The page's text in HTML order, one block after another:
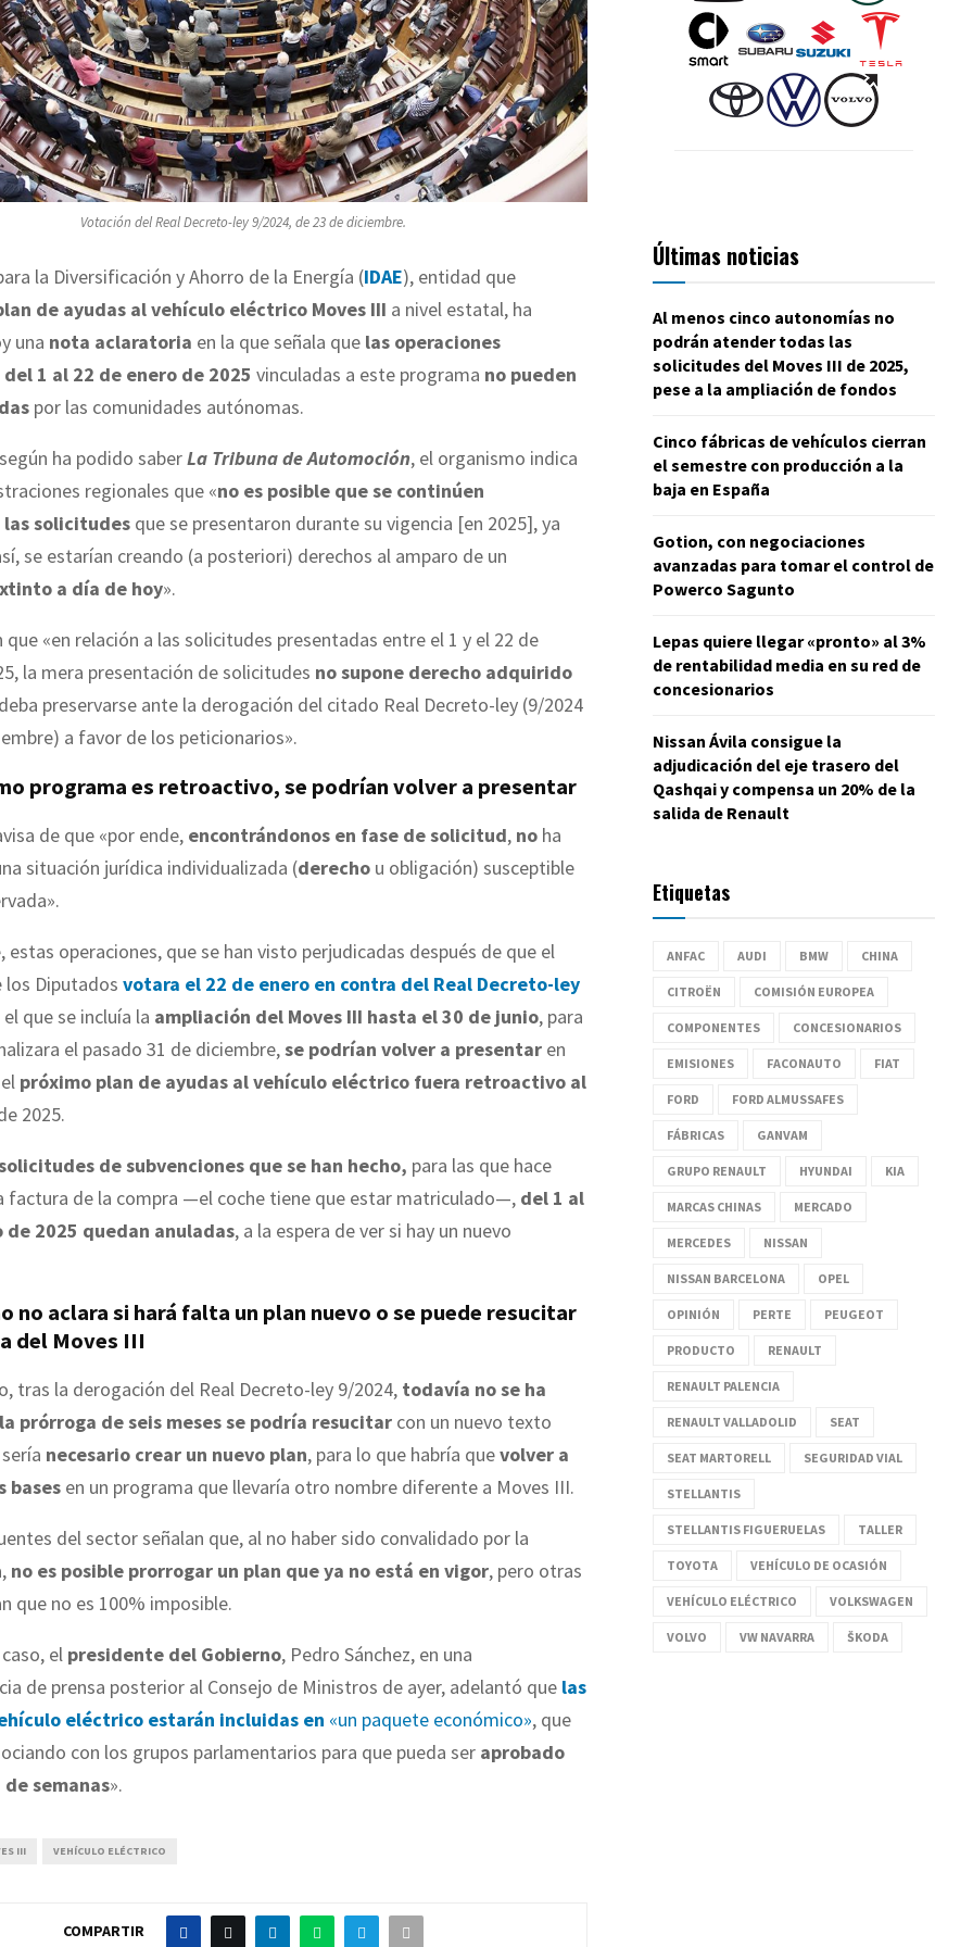
Votación del Real Decreto-ley 9/2024, de 23 de diciembre.
la Diversificación y Ahorro de la Energía (IDAE), entidad que
de ayudas al vehículo eléctrico Moves III a nivel estatal, ha
una nota aclaratoria en la que señala que las operaciones
1 al 22 de enero de 2025 vinculadas a este programa no pueden
por las comunidades autónomas.
ha podido saberLa Tribuna de Automoción, el organismo indica
regionales que «no es posible que se continúen
solicitudes que se presentaron durante su vigencia [en 2025], ya
se estarían creando (a posteriori) derechos al amparo de un
a día de hoy».
que «en relación a las solicitudes presentadas entre el 1 y el 22 de
la mera presentación de solicitudes no supone derecho adquirido
preservarse ante la derogación del citado Real Decreto-ley (9/2024
a favor de los peticionarios».
programa es retroactivo, se podrían volver a presentar
de que «por ende, encontrándonos en fase de solicitud, no ha
situación jurídica individualizada (derecho u obligación) susceptible
operaciones, que se han visto perjudicadas después de que el
los Diputados votara el 22 de enero en contra del Real Decreto-ley
el que se incluía la ampliación del Moves III hasta el 30 de junio, para
el pasado 31 de diciembre,se podrían volver a presentar en
próximo plan de ayudas al vehículo eléctrico fuera retroactivo al
2025.
de subvenciones que se han hecho, para las que hace
factura de la compra —el coche tiene que estar matriculado—, del 1 al
de 2025 quedan anuladas, a la espera de ver si hay un nuevo
no aclara si hará falta un plan nuevo o se puede resucitar
del Moves III
tras la derogación del Real Decreto-ley 9/2024, todavía no se ha
prórroga de seis meses se podría resucitar con un nuevo texto
necesario crear un nuevo plan, para lo que habría quevolver a
bases en un programa que llevaría otro nombre diferente a Moves III.
del sector señalan que, al no haber sido convalidado por la
no es posible prorrogar un plan que ya no está en vigor, pero otras
que no es 100% imposible.
el presidente del Gobierno, Pedro Sánchez, en una
de prensa posterior al Consejo de Ministros de ayer, adelantó que las
eléctrico estarán incluidas en «un paquete económico», que
con los grupos parlamentarios para que pueda ser aprobado
semanas».
III VEHÍCULO ELÉCTRICO
COMPARTIR
Últimas noticias
Al menos cinco autonomías no
podrán atender todas las
solicitudes del Moves III de 2025,
pese a la ampliación de fondos
Cinco fábricas de vehículos cierran
el semestre con producción a la
baja en España
Gotion, con negociaciones
avanzadas para tomar el control de
Powerco Sagunto
Lepas quiere llegar «pronto» al 3%
de rentabilidad media en su red de
concesionarios
Nissan Ávila consigue la
adjudicación del eje trasero del
Qashqai y compensa un 20% de la
salida de Renault
Etiquetas
ANFAC AUDI BMW CHINA
CITROËN COMISIÓN EUROPEA
COMPONENTES CONCESIONARIOS
EMISIONES FACONAUTO FIAT
FORD FORD ALMUSSAFES
FÁBRICAS GANVAM
GRUPO RENAULT HYUNDAI KIA
MARCAS CHINAS MERCADO
MERCEDES NISSAN
NISSAN BARCELONA OPEL
OPINIÓN PERTE PEUGEOT
PRODUCTO RENAULT
RENAULT PALENCIA
RENAULT VALLADOLID SEAT
SEAT MARTORELL SEGURIDAD VIAL
STELLANTIS
STELLANTIS FIGUERUELAS TALLER
TOYOTA VEHÍCULO DE OCASIÓN
VEHÍCULO ELÉCTRICO VOLKSWAGEN
VOLVO VW NAVARRA ŠKODA